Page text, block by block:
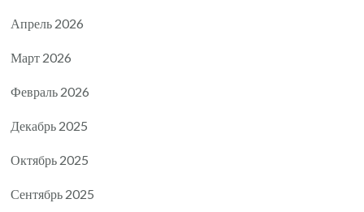
Апрель 2026
Март 2026
Февраль 2026
Декабрь 2025
Октябрь 2025
Сентябрь 2025